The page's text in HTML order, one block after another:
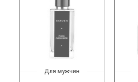
Для мужчин